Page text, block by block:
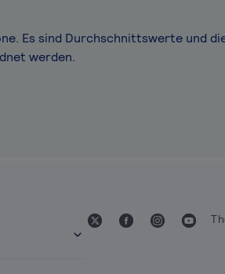
Es sind Durchschnittswerte und
werden.